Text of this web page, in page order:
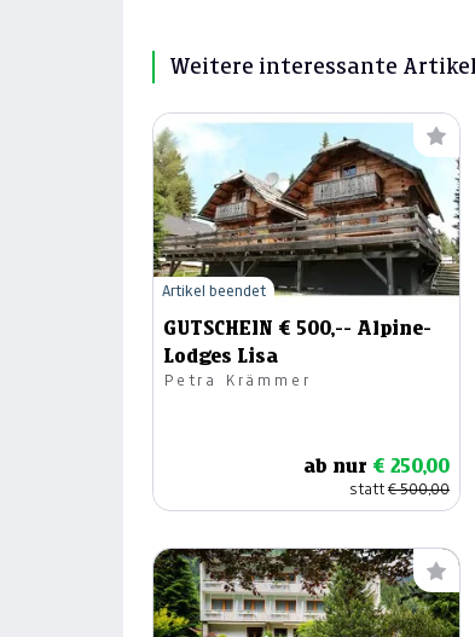
Weitere interessante Artikel
GUTSCHEIN € 500,-- Alpine-
Lodges Lisa
Petra Krämmer
ab nur € 250,00
statt€ 500,00
Artikel beendet